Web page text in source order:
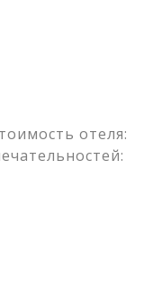
отеля: